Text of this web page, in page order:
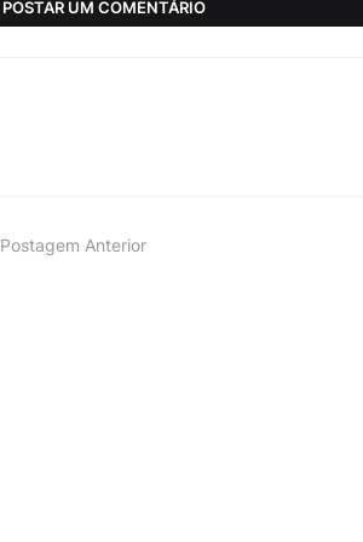
POSTAR UM COMENTÁRIO
Postagem Anterior